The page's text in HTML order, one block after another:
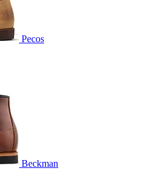
Pecos
Beckman